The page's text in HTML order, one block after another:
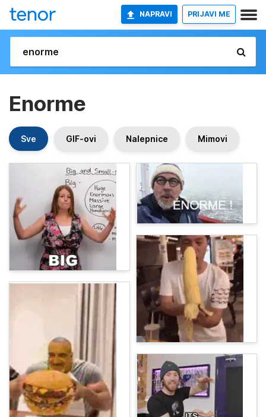
NAPRAVI PRIJAVI ME
Enorme
Sve GIF-ovi Nalepnice Mimovi